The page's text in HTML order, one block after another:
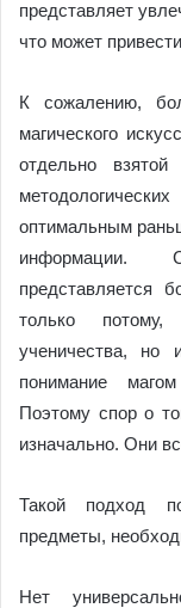
представляет
что может
К сожалению,
магического
отдельно
оптимальным
информации.
представляется
только
ученичества, но
понимание
Поэтому спор о
изначально. Они
Такой подход
предметы,
Нет